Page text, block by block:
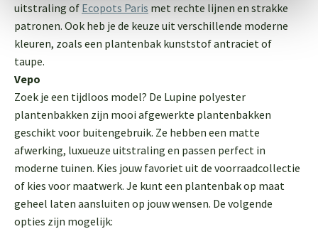
uitstraling of Ecopots Paris met rechte lijnen en strakke
patronen. Ook heb je de keuze uit verschillende moderne
kleuren, zoals een plantenbak kunststof antraciet of
taupe.
Vepo
Zoek je een tijdloos model? De Lupine polyester
plantenbakken zijn mooi afgewerkte plantenbakken
geschikt voor buitengebruik. Ze hebben een matte
afwerking, luxueuze uitstraling en passen perfect in
moderne tuinen. Kies jouw favoriet uit de voorraadcollectie
of kies voor maatwerk. Je kunt een plantenbak op maat
geheel laten aansluiten op jouw wensen. De volgende
opties zijn mogelijk: